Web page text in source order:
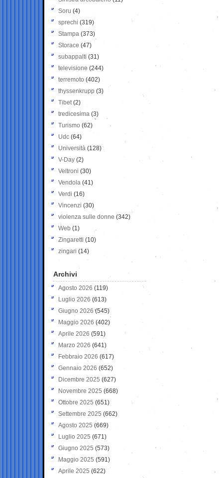
Soru (4)
sprechi (319)
Stampa (373)
Storace (47)
subappalti (31)
televisione(244)
terremoto (402)
thyssenkrupp (3)
Tibet(2)
tredicesima (3)
Turismo (62)
Udc (64)
Università (128)
V-Day (2)
Veltroni (30)
Vendola (41)
Verdi (16)
Vincenzi (30)
violenza sulle donne (342)
Web (1)
Zingaretti (10)
zingari (14)
Archivi
Agosto 2026 (119)
Luglio 2026 (613)
Giugno 2026 (545)
Maggio 2026 (402)
Aprile 2026 (591)
Marzo 2026 (641)
Febbraio 2026 (617)
Gennaio 2026 (652)
Dicembre 2025 (627)
Novembre 2025 (668)
Ottobre 2025 (651)
Settembre 2025 (662)
Agosto 2025 (669)
Luglio 2025 (671)
Giugno 2025 (573)
Maggio 2025 (591)
Aprile 2025 (622)